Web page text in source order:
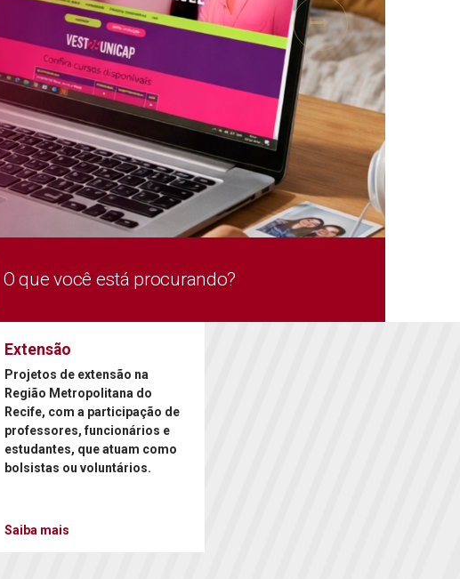
Next
O que você está procurando?
Extensão
Projetos de extensão na
Região Metropolitana do
Recife, com a participação de
professores, funcionários e
estudantes, que atuam como
bolsistas ou voluntários.
Saiba mais